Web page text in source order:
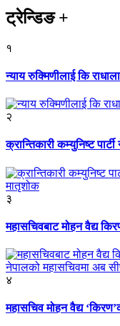
ट्रेन्डिङ+
१
न्याय रुक्मिणीलाई कि
२
क्रान्तिकारी कम्युनिष्ट
३
महासचिवबाट मोहन वैद्य
४
महासचिव मोहन वैद्य